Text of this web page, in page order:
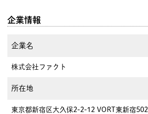
企業情報
企業名
株式会社ファクト
所在地
東京都新宿区大久保2-2-12 VORT東新宿502